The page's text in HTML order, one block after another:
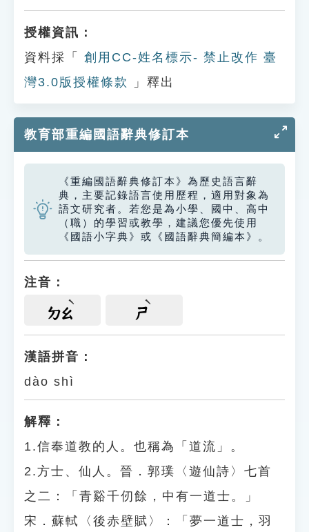
授權資訊：
資料採「
創用CC-姓名標示- 禁止改作 臺
灣3.0版授權條款
」釋出
教育部重編國語辭典修訂本
《重編國語辭典修訂本》為歷史語言辭
典，主要記錄語言使用歷程，適用對象為
語文研究者。若您是為小學、國中、高中
（職）的學習或教學，建議您優先使用
《國語小字典》或《國語辭典簡編本》。
注音：
ㄉㄠ ㄕ
漢語拼音：
dào shì
解釋：
1.信奉道教的人。也稱為「道流」。
2.方士、仙人。晉．郭璞〈遊仙詩〉七首
之二：「青谿千仞餘，中有一道士。」
宋．蘇軾〈後赤壁賦〉：「夢一道士，羽